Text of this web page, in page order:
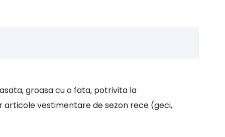
groasa cu o fata, potrivita la
vestimentare de sezon rece (geci,